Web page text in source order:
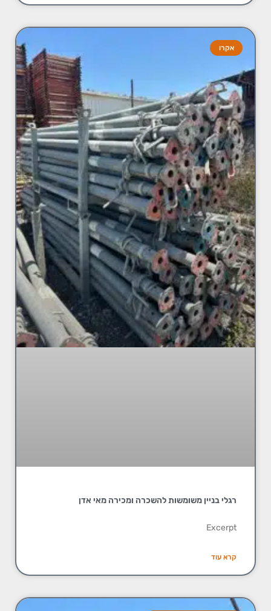
אקרו
רגלי בניין משומשות להשכרה ומכירה מאי אדן
Excerpt
קרא עוד